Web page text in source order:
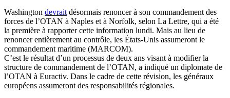
Washington devrait désormais renoncer à son commandement des
forces de l’OTAN à Naples et à Norfolk, selon La Lettre, qui a été
la première à rapporter cette information lundi. Mais au lieu de
renoncer entièrement au contrôle, les États-Unis assumeront le
commandement maritime (MARCOM).
C’est le résultat d’un processus de deux ans visant à modifier la
structure de commandement de l’OTAN, a indiqué un diplomate de
l’OTAN à Euractiv. Dans le cadre de cette révision, les généraux
européens assumeront des responsabilités régionales.